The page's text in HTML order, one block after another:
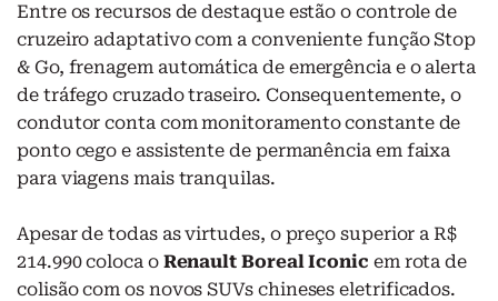
Entre os recursos de destaque estão o controle de
cruzeiro adaptativo com a conveniente função Stop
& Go, frenagem automática de emergência e o alerta
de tráfego cruzado traseiro. Consequentemente, o
condutor conta com monitoramento constante de
ponto cego e assistente de permanência em faixa
para viagens mais tranquilas.
Apesar de todas as virtudes, o preço superior a R$
214.990 coloca o Renault Boreal Iconic em rota de
colisão com os novos SUVs chineses eletrificados.